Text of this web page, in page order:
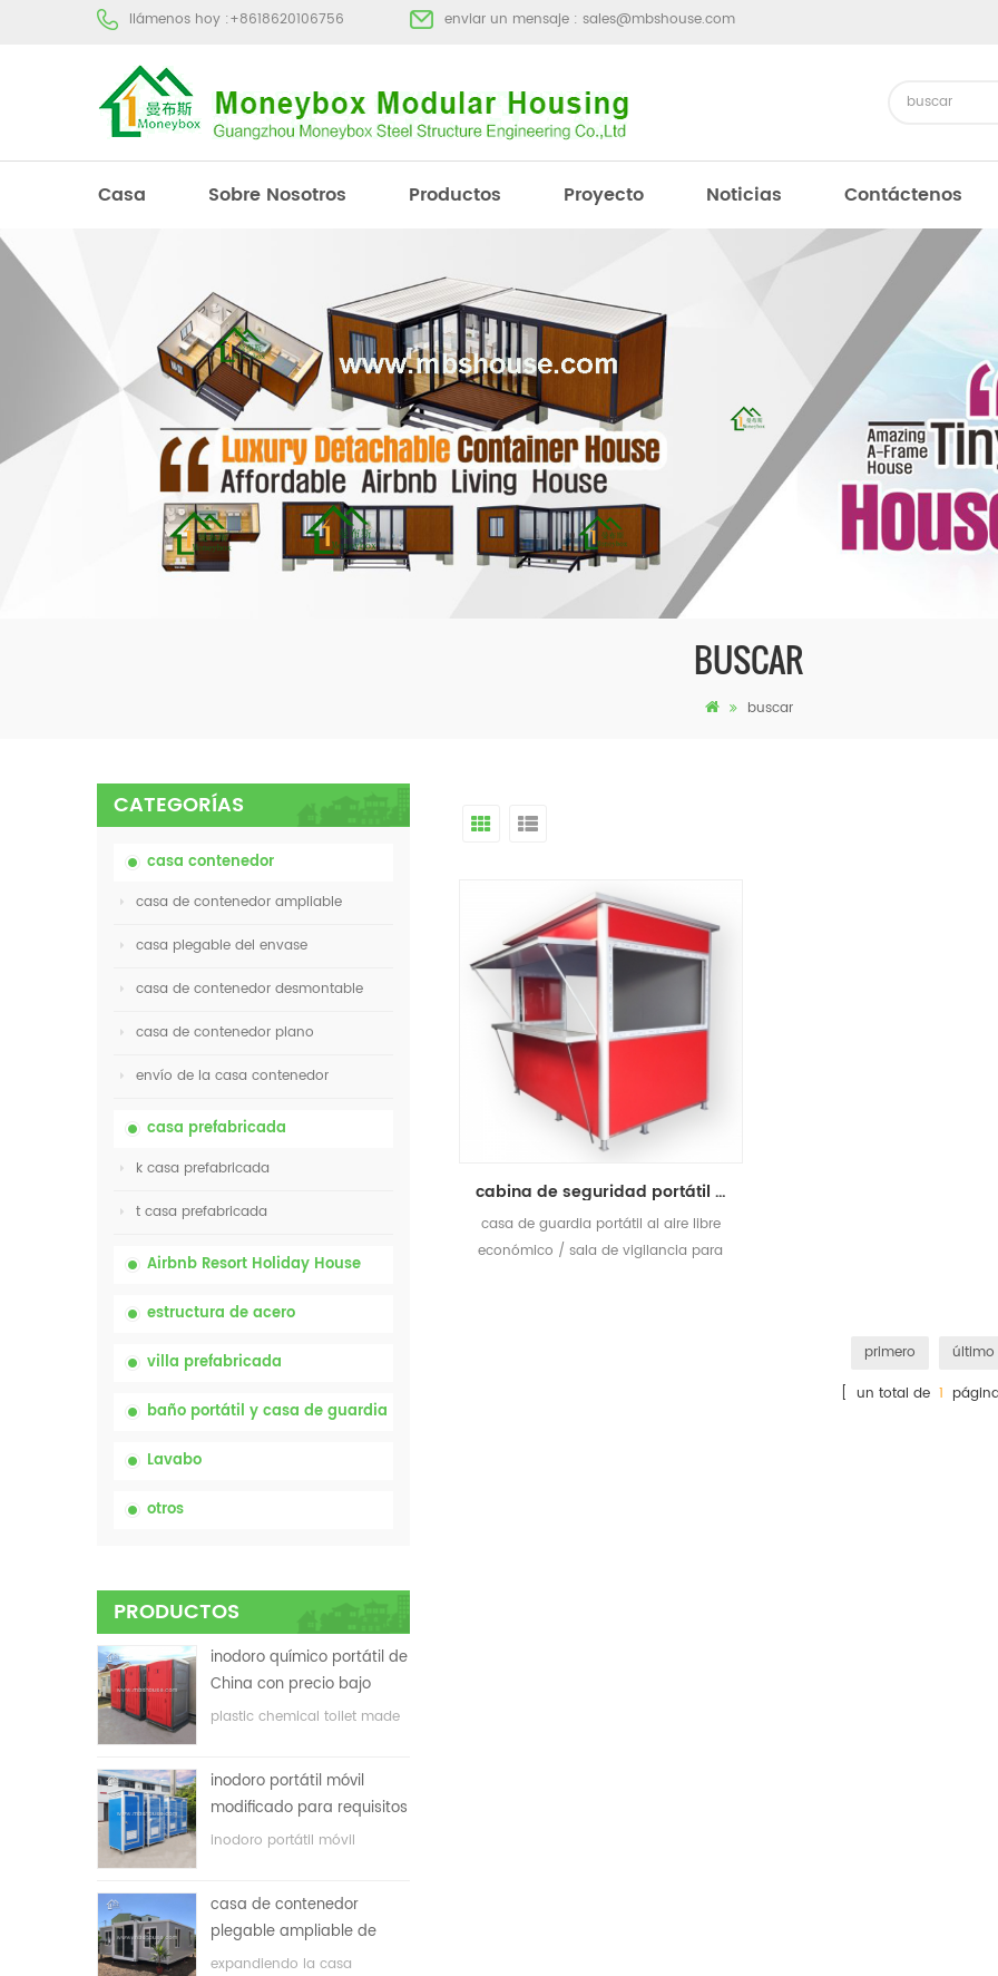
llámenos hoy :+8618620106756 enviar un mensaje : sales@mbshouse.com
Casa Sobre Nosotros Productos Proyecto Noticias Contáctenos
BUSCAR
buscar
CATEGORÍAS
casa contenedor
casa de contenedor ampliable
casa plegable del envase
casa de contenedor desmontable
casa de contenedor plano
envío de la casa contenedor
casa prefabricada
k casa prefabricada
t casa prefabricada
Airbnb Resort Holiday House
estructura de acero
villa prefabricada
baño portátil y casa de guardia
Lavabo
otros
PRODUCTOS
inodoro químico portátil de
China con precio bajo
plastic chemical toilet made
inodoro portátil móvil
modificado para requisitos
particulares barato de
inodoro portátil móvil
casa de contenedor
plegable ampliable de
bajo precio
expandiendo la casa
cabina de seguridad portátil de seguridad portátil al aire libre
casa de guardia portátil al aire libre
económico / sala de vigilancia para
primero
último
[ un total de 1